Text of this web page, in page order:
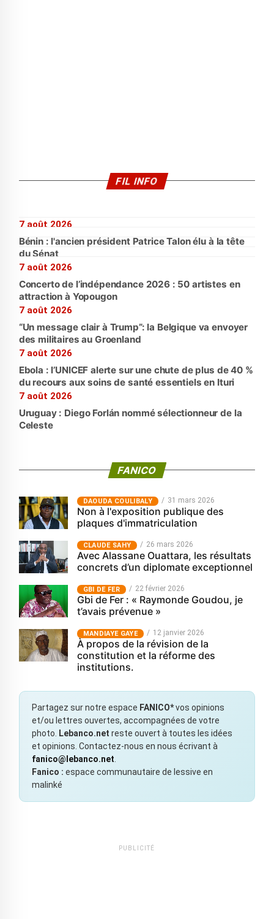
FIL INFO
7 août 2026
Bénin : l'ancien président Patrice Talon élu à la tête
du Sénat
7 août 2026
Concerto de l’indépendance 2026 : 50 artistes en
attraction à Yopougon
7 août 2026
“Un message clair à Trump”: la Belgique va envoyer
des militaires au Groenland
7 août 2026
Ebola : l’UNICEF alerte sur une chute de plus de 40 %
du recours aux soins de santé essentiels en Ituri
7 août 2026
Uruguay : Diego Forlán nommé sélectionneur de la
Celeste
FANICO
‎DAOUDA COULIBALY 31 mars 2026
Non à l'exposition publique des
plaques d'immatriculation
CLAUDE SAHY 26 mars 2026
Avec Alassane Ouattara, les résultats
concrets d’un diplomate exceptionnel
GBI DE FER 22 février 2026
Gbi de Fer : « Raymonde Goudou, je
t’avais prévenue »
MANDIAYE GAYE 12 janvier 2026
À propos de la révision de la
constitution et la réforme des
institutions.
Partagez sur notre espace FANICO*vos opinions
et/ou lettres ouvertes, accompagnées de votre
photo.
Lebanco.net reste ouvert à toutes les idées
et opinions. Contactez-nous en nous écrivant à
fanico@lebanco.net
Fanico : espace communautaire de lessive en
malinké
PUBLICITÉ